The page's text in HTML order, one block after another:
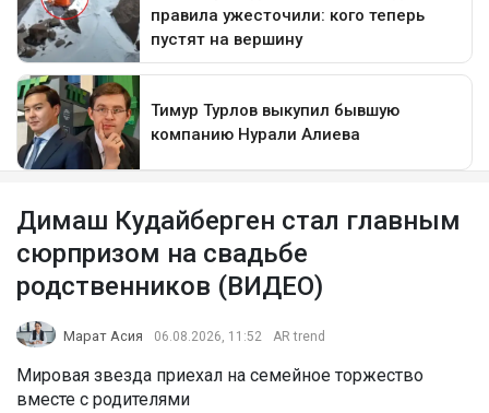
Димаш Кудайберген стал главным
сюрпризом на свадьбе
родственников (ВИДЕО)
Марат Асия 06.08.2026, 11:52 AR trend
Мировая звезда приехал на семейное торжество
вместе с родителями